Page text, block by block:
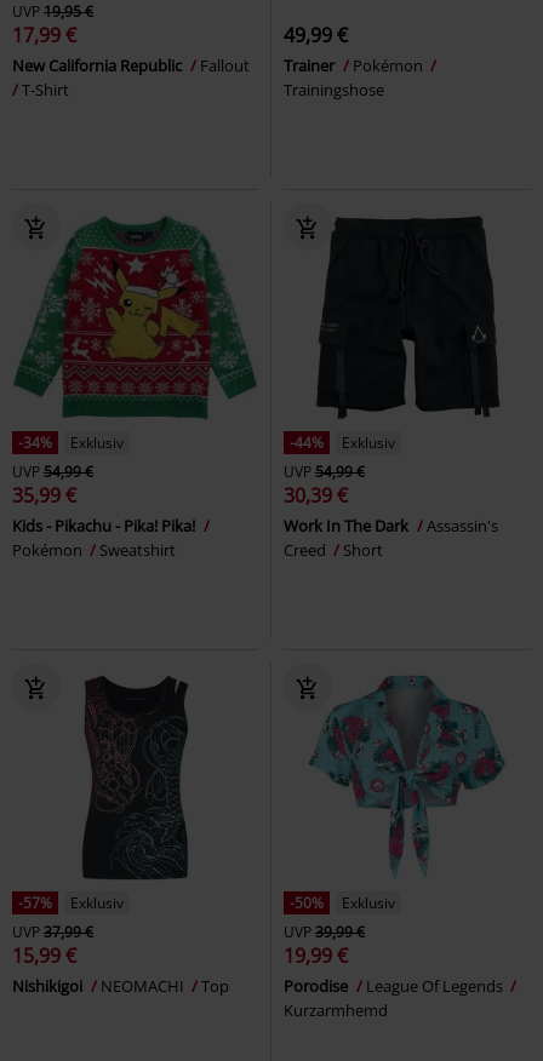
UVP19,95 €
17,99 €
New California Republic
Fallout
T-Shirt
49,99 €
Trainer
Pokémon
Trainingshose
-34%
Exklusiv
UVP54,99 €
35,99 €
Kids - Pikachu - Pika! Pika!
Pokémon
Sweatshirt
-44%
Exklusiv
UVP54,99 €
30,39 €
Work In The Dark
Assassin's
Creed
Short
-57%
Exklusiv
UVP37,99 €
15,99 €
Nishikigoi NEOMACHI Top
-50%
Exklusiv
UVP39,99 €
19,99 €
Porodise
League Of Legends
Kurzarmhemd